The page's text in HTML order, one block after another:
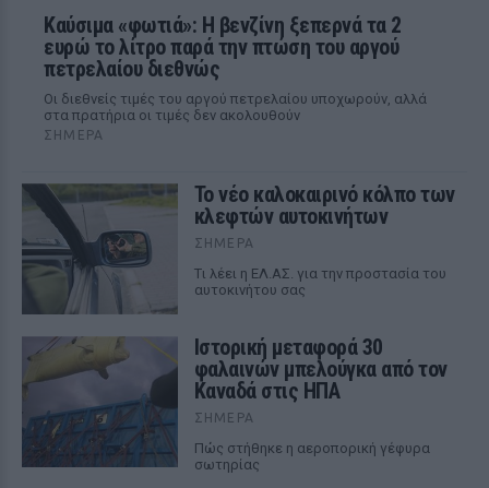
Καύσιμα «φωτιά»: Η βενζίνη ξεπερνά τα 2
ευρώ το λίτρο παρά την πτώση του αργού
πετρελαίου διεθνώς
Οι διεθνείς τιμές του αργού πετρελαίου υποχωρούν, αλλά
στα πρατήρια οι τιμές δεν ακολουθούν
ΣΉΜΕΡΑ
Το νέο καλοκαιρινό κόλπο των
κλεφτών αυτοκινήτων
ΣΉΜΕΡΑ
Tι λέει η ΕΛ.ΑΣ. για την προστασία του
αυτοκινήτου σας
Ιστορική μεταφορά 30
φαλαινών μπελούγκα από τον
Καναδά στις ΗΠΑ
ΣΉΜΕΡΑ
Πώς στήθηκε η αεροπορική γέφυρα
σωτηρίας